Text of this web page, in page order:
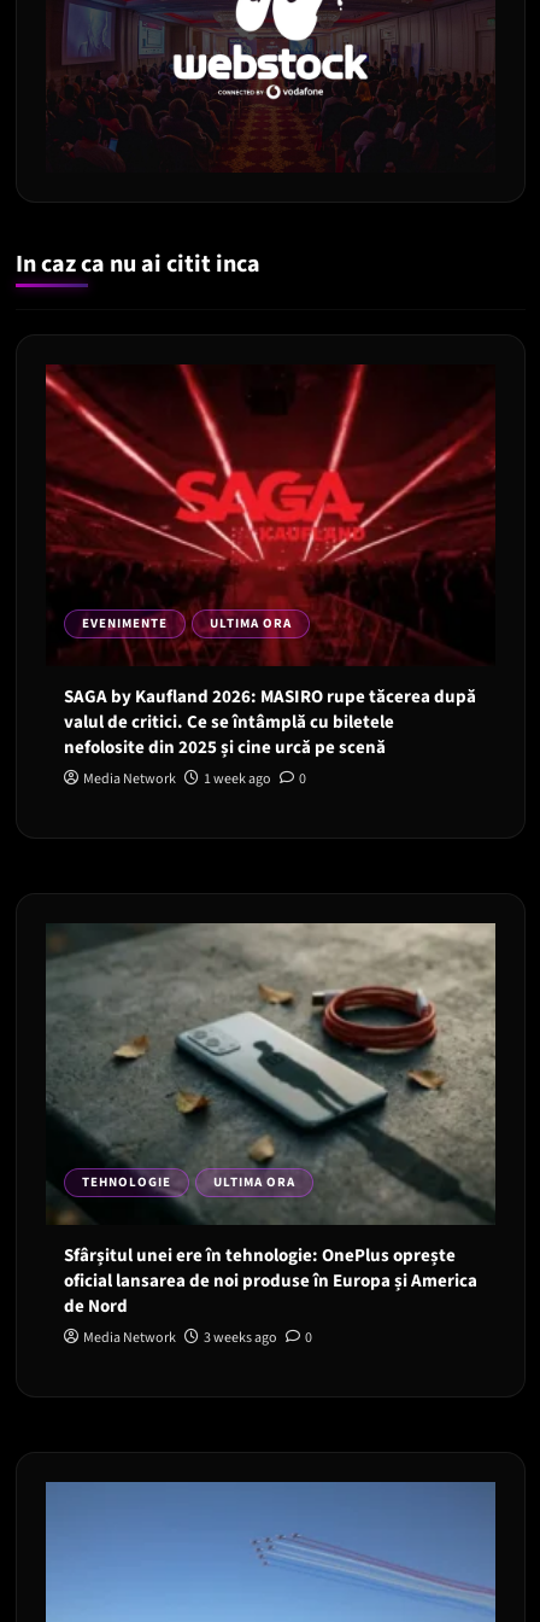
In caz ca nu ai citit inca
EVENIMENTE ULTIMA ORA
SAGA by Kaufland 2026: MASIRO rupe tăcerea după
valul de critici. Ce se întâmplă cu biletele
nefolosite din 2025 și cine urcă pe scenă
Media Network 1 week ago 0
TEHNOLOGIE ULTIMA ORA
Sfârșitul unei ere în tehnologie: OnePlus oprește
oficial lansarea de noi produse în Europa și America
de Nord
Media Network 3 weeks ago 0